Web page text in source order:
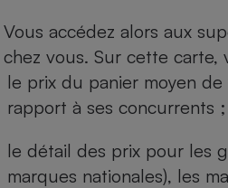
Vous accédez alors aux
chez vous. Sur cette carte,
le prix du panier moyen
rapport à ses concurrents ;
le détail des prix pour les
marques nationales), les